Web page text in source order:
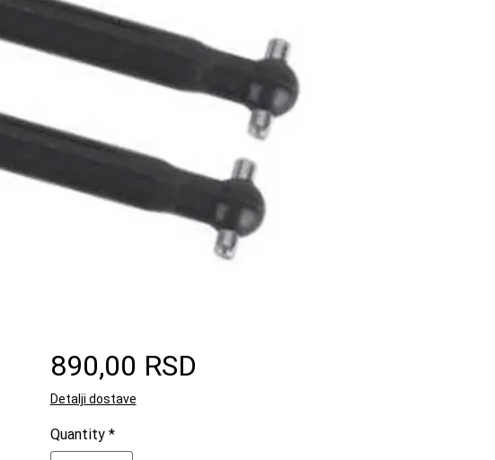
890,00 RSD
Detalji dostave
Quantity *